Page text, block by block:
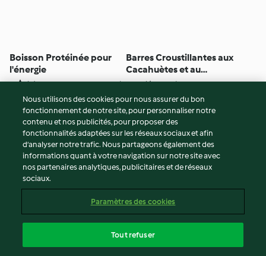
Boisson Protéinée pour
l'énergie
4 (3) 5min
Barres Croustillantes aux
Cacahuètes et au
Chocolat
Pas d’évaluation 1h
© Copyright 2026
Conditions d'utilisation
Politique de confidentialité
Non-responsabilité
Mentions légales
Contenu du rapport
Déclaration d'accessibilité
Nous utilisons des cookies pour nous assurer du bon
fonctionnement de notre site, pour personnaliser notre
contenu et nos publicités, pour proposer des
fonctionnalités adaptées sur les réseaux sociaux et afin
d’analyser notre trafic. Nous partageons également des
informations quant à votre navigation sur notre site avec
nos partenaires analytiques, publicitaires et de réseaux
sociaux.
Paramètres des cookies
Tout refuser